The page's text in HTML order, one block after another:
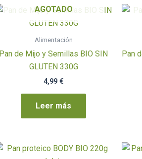
AGOTADO
Alimentación
Pan de Mijo y Semillas BIO SIN
GLUTEN 330G
4,99 €
Leer más
Pan